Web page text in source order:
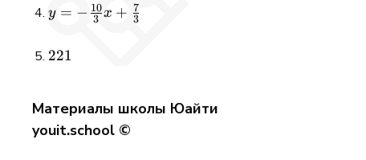
y = -
{3}x +
y = − 3
10x + 3
7
221
221
Материалы школы Юайти
youit.school ©